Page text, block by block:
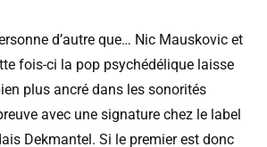
d’autre que… Nic Mauskovic et
fois-ci la pop psychédélique laisse
plus ancré dans les sonorités
avec une signature chez le label
Dekmantel. Si le premier est donc